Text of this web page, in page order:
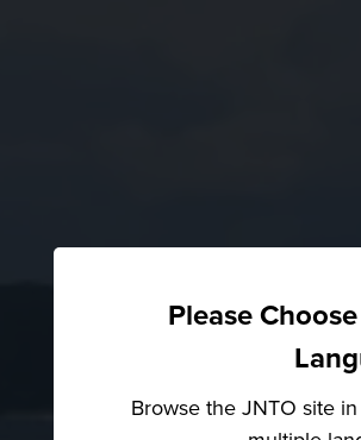
Please
Browse the JNTO site